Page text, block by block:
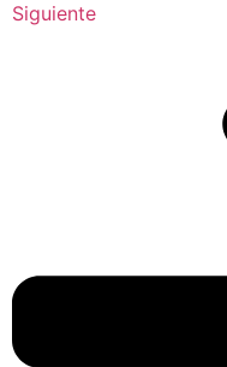
Siguiente